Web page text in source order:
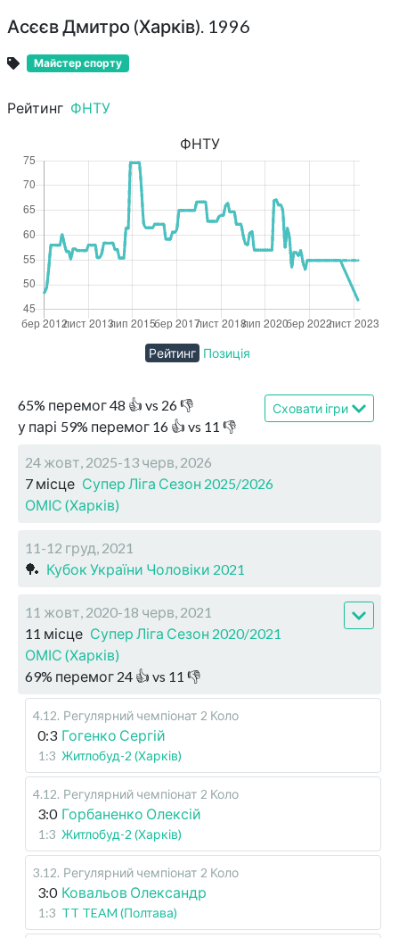
Асєєв Дмитро (Харків). 1996
Майстер спорту
Рейтинг ФНТУ
65% перемог48 👍 vs 26👎
у парі 59% перемог 16 👍 vs 11 👎
Сховати ігри
24 жовт, 2025-13 черв, 2026
7 місце Супер Ліга Сезон 2025/2026
ОМІС (Харків)
11-12 груд, 2021
🏓 Кубок України Чоловіки 2021
11 жовт, 2020-18 черв, 2021
11 місце Супер Ліга Сезон 2020/2021
ОМІС (Харків)
69% перемог 24 👍 vs 11 👎
4.12. Регулярний чемпіонат 2 Коло
0:3 Гогенко Сергій
1:3 Житлобуд-2 (Харків)
4.12. Регулярний чемпіонат 2 Коло
3:0 Горбаненко Олексій
1:3 Житлобуд-2 (Харків)
3.12. Регулярний чемпіонат 2 Коло
3:0 Ковальов Олександр
1:3 TT TEAM (Полтава)
ФНТУ
Рейтинг Позиція